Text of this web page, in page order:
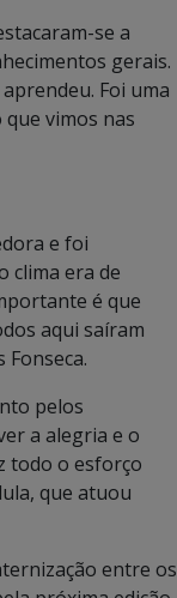
se a
gerais.
Foi uma
vimos nas
e foi
clima era de
é que
aqui saíram
pelos
a alegria e o
todo o esforço
que atuou
entre os